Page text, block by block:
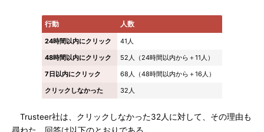
行動 人数
24時間以内にクリック
41人
48時間以内にクリック
52人（24時間以内から＋11人）
7日以内にクリック
68人（48時間以内から＋16人）
クリックしなかった
32人
Trusteer社は、クリックしなかった32人に対して、その理由も